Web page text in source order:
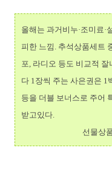
올해는 과거비누·조미료
피한 느낌. 추석상품세트
포, 라디오 등도 비교적
다 1장씩 주는 사은권은 1
등을 더블 보너스로 주어
받고있다.
선물상